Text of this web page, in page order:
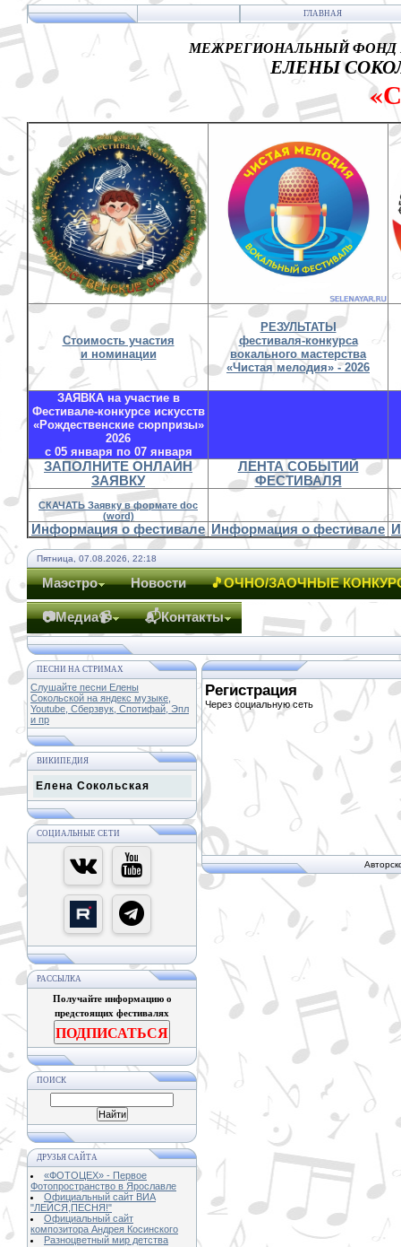
ГЛАВНАЯ
МЕЖРЕГИОНАЛЬНЫЙ ФОНД
ЕЛЕНЫ
Стоимость участия
и номинации
РЕЗУЛЬТАТЫ
фестиваля-конкурса
вокального мастерства
«Чистая мелодия» - 2026
ЗАЯВКА на участие в
Фестивале-конкурсе искусств
«Рождественские сюрпризы»
2026
с 05 января по 07 января
ЗАПОЛНИТЕ ОНЛАЙН
ЗАЯВКУ
ЛЕНТА СОБЫТИЙ
ФЕСТИВАЛЯ
СКАЧАТЬ Заявку в формате doc
(word)
Информация о фестивале Информация о фестивале
Пятница, 07.08.2026, 22:18
Маэстро Новости 🎵ОЧНО/ЗАОЧНЫЕ
📷Медиа📹 📬Контакты
ПЕСНИ НА СТРИМАХ
Слушайте песни Елены
Сокольской на яндекс музыке,
Youtube, Сберзвук, Спотифай, Эпл
и пр
ВИКИПЕДИЯ
Елена Сокольская
СОЦИАЛЬНЫЕ СЕТИ
РАССЫЛКА
Получайте информацию о
предстоящих фестивалях
ПОДПИСАТЬСЯ
ПОИСК
ДРУЗЬЯ САЙТА
«ФОТОЦЕХ» - Первое
Фотопространство в Ярославле
Официальный сайт ВИА
"ЛЕЙСЯ,ПЕСНЯ!"
Официальный сайт
композитора Андрея Косинского
Разноцветный мир детства
Регистрация
Через социальную сеть